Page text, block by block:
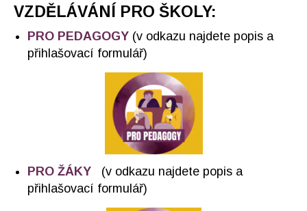
VZDĚLÁVÁNÍ PRO ŠKOLY:
PRO PEDAGOGY (v odkazu najdete popis a
přihlašovací formulář)
PRO ŽÁKY
(v odkazu najdete popis a
přihlašovací formulář)